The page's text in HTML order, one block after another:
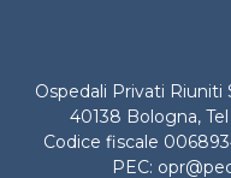
Ospedali Privati Riuniti
40138 Bologna, Tel
Codice fiscale
PEC: